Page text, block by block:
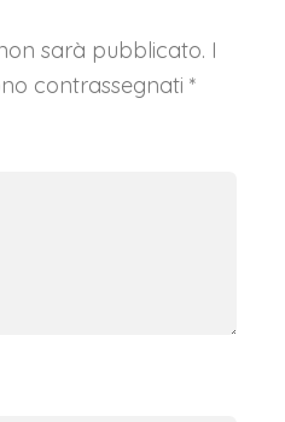
sarà pubblicato. I
contrassegnati *